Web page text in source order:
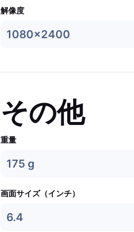
解像度
1080x2400
その他
重量
175 g
画面サイズ（インチ）
6.4